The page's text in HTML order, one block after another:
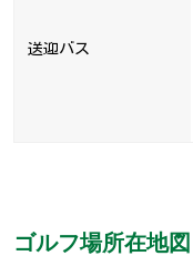
送迎バス
ゴルフ場所在地図